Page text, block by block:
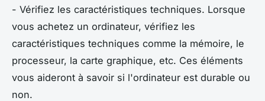
- Vérifiez les caractéristiques techniques. Lorsque
vous achetez un ordinateur, vérifiez les
caractéristiques techniques comme la mémoire, le
processeur, la carte graphique, etc. Ces éléments
vous aideront à savoir si l'ordinateur est durable ou
non.